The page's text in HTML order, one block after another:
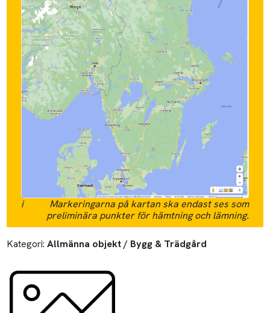
i
Markeringarna på kartan ska endast ses som
preliminära punkter för hämtning och lämning.
Kategori: Allmänna objekt / Bygg & Trädgård